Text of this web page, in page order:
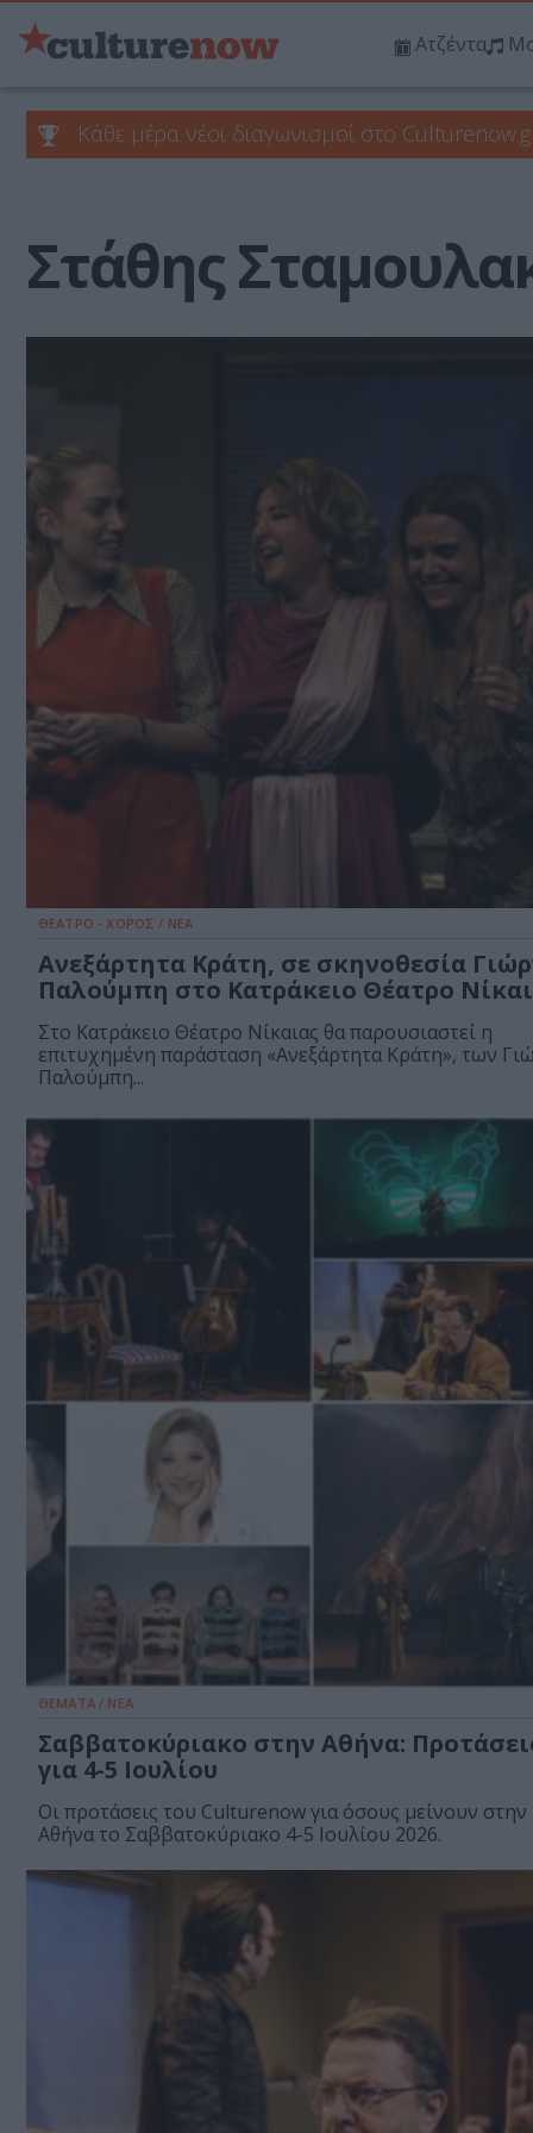
Ατζέντα
Κάθε μέρα νέοι διαγωνισμοί στο
Στάθης
ΘΕΑΤΡΟ - ΧΟΡΟΣ / ΝΕΑ
Ανεξάρτητα Κράτη, σε σκηνοθεσία
Παλούμπη στο Κατράκειο Θέατρο
Στο Κατράκειο Θέατρο Νίκαιας θα παρουσιαστεί η
επιτυχημένη παράσταση «Ανεξάρτητα Κράτη», των
Παλούμπη...
ΘΕΜΑΤΑ / ΝΕΑ
Σαββατοκύριακο στην Αθήνα:
για 4-5 Ιουλίου
Οι προτάσεις του Culturenow για όσους μείνουν στην
Αθήνα το Σαββατοκύριακο 4-5 Ιουλίου 2026.